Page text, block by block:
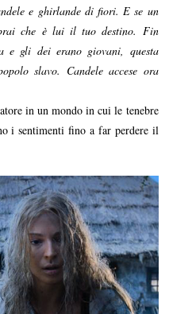
e ghirlande di fiori. E se un
che è lui il tuo destino. Fin
e gli dei erano giovani, questa
slavo. Candele accese ora
in un mondo in cui le tenebre
i sentimenti fino a far perdere il